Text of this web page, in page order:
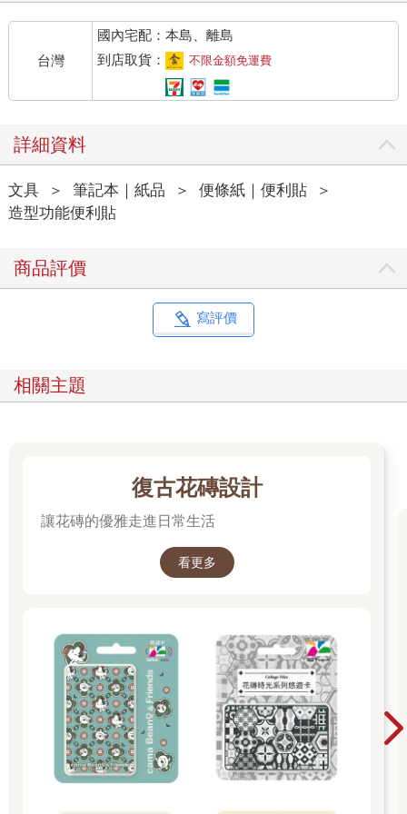
台灣
國內宅配：本島、離島
到店取貨：
不限金額免運費
詳細資料
文具 ＞ 筆記本｜紙品 ＞ 便條紙｜便利貼
＞
造型功能便利貼
商品評價
寫評價
相關主題
復古花磚設計
讓花磚的優雅走進日常生活
看更多